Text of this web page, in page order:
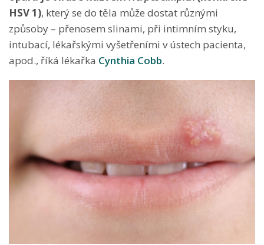
HSV 1), který se do těla může dostat různými
způsoby – přenosem slinami, při intimním styku,
intubací, lékařskými vyšetřeními v ústech pacienta,
apod., říká lékařka Cynthia Cobb.